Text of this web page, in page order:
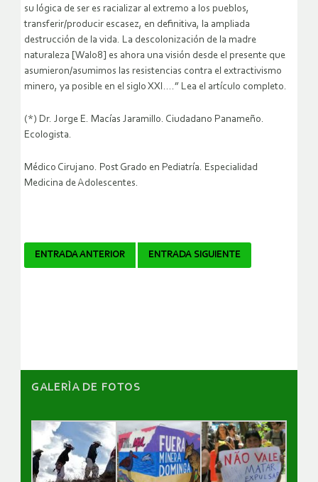
su lógica de ser es racializar al extremo a los pueblos,
transferir/producir escasez, en definitiva, la ampliada
destrucción de la vida. La descolonización de la madre
naturaleza [Wal08] es ahora una visión desde el presente que
asumieron/asumimos las resistencias contra el extractivismo
minero, ya posible en el siglo XXI….” Lea el artículo completo.
(*) Dr. Jorge E. Macías Jaramillo. Ciudadano Panameño.
Ecologista.
Médico Cirujano. Post Grado en Pediatría. Especialidad
Medicina de Adolescentes.
Navegador
ENTRADA ANTERIOR ENTRADA SIGUIENTE
GALERÌA DE FOTOS